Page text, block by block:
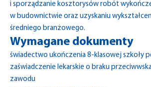
i sporządzanie kosztorysów robót
w budownictwie oraz uzyskaniu
średniego branżowego.
Wymagane dokumenty
świadectwo ukończenia 8-klasowej szkoły
zaświadczenie lekarskie o braku
zawodu